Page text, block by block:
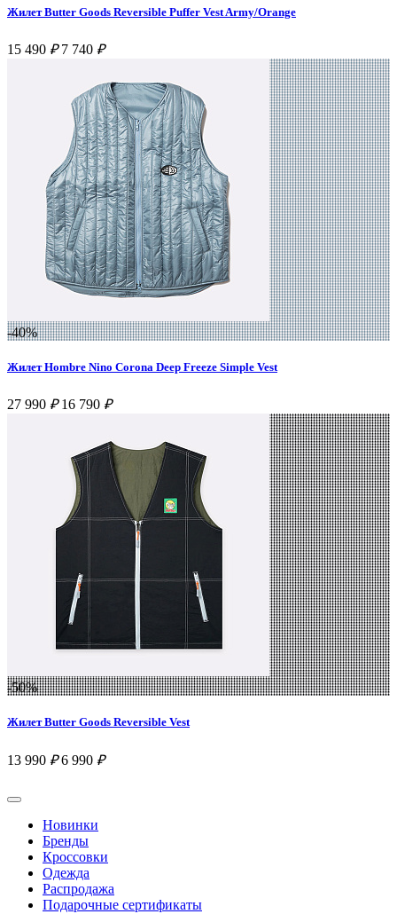
Жилет Butter Goods Reversible Puffer Vest Army/Orange
15 490 ₽ 7 740 ₽
-40%
Жилет Hombre Nino Corona Deep Freeze Simple Vest
27 990 ₽ 16 790 ₽
-50%
Жилет Butter Goods Reversible Vest
13 990 ₽ 6 990 ₽
Новинки
Бренды
Кроссовки
Одежда
Распродажа
Подарочные сертификаты